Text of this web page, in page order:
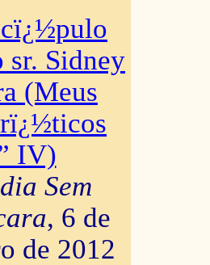
sr. Sidney
(Meus
IV)
Sem
, 6 de
de 2012